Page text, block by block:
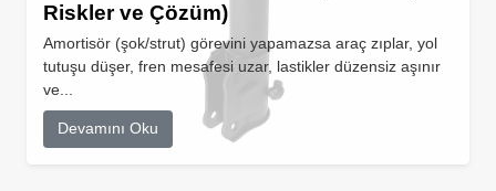
Riskler ve Çözüm)
Amortisör (şok/strut) görevini yapamazsa araç zıplar, yol
tutuşu düşer, fren mesafesi uzar, lastikler düzensiz aşınır
ve...
Devamını Oku